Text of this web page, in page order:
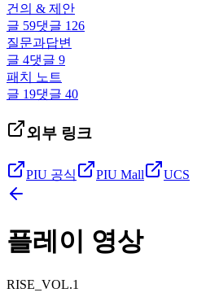
건의 & 제안
글 59댓글 126
질문과답변
글 4댓글 9
패치 노트
글 19댓글 40
외부 링크
PIU 공식 PIU Mall UCS
플레이 영상
RISE_VOL.1